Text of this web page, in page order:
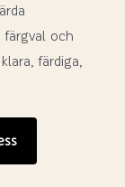
färgval och
färdiga,